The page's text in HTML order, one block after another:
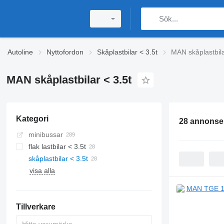
Autoline Nyttofordon Skåplastbilar < 3.5t MAN
MAN skåplastbilar < 3.5t
Kategori
minibussar
flak lastbilar < 3.5t
skåplastbilar < 3.5t
visa alla
Tillverkare
28